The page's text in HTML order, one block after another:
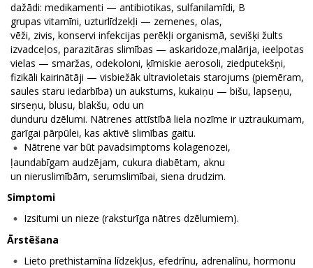
dažādi: medikamenti — antibiotikas, sulfanilamīdi, B
grupas vitamīni, uzturlīdzekļi — zemenes, olas,
vēži, zivis, konservi infekcijas perēkļi organismā, sevišķi žults
izvadceļos, parazitāras slimības — askaridoze,malārija, ieelpotas
vielas — smaržas, odekoloni, ķīmiskie aerosoli, ziedputekšņi,
fizikāli kairinātāji — visbiežāk ultravioletais starojums (piemēram,
saules staru iedarbība) un aukstums, kukaiņu — bišu, lapseņu,
sirseņu, blusu, blakšu, odu un
dunduru dzēlumi. Nātrenes attīstībā liela nozīme ir uztraukumam,
garīgai pārpūlei, kas aktivē slimības gaitu.
Nātrene var būt pavadsimptoms kolagenozei,
ļaundabīgam audzējam, cukura diabētam, aknu
un nieruslimībām, serumslimībai, siena drudzim.
Simptomi
Izsitumi un nieze (raksturīga nātres dzēlumiem).
Ārstēšana
Lieto prethistamīna līdzekļus, efedrīnu, adrenalīnu, hormonu